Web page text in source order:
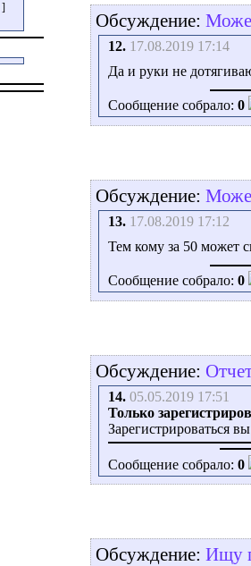
]
Обсуждение:
12. 17.08.2019 17:14
Да и руки не
Сообщение собрало: 0
Обсуждение:
13. 17.08.2019 17:12
Тем кому за 50 может
Сообщение собрало: 0
Обсуждение:
14. 05.05.2019 17:51
Только
Зарегистрироваться
Сообщение собрало: 0
Обсуждение: Ищу